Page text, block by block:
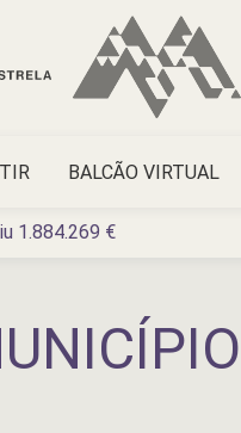
BALCÃO VIRTUAL
1.884.269 €